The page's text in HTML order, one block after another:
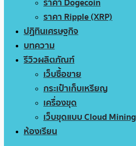
ราคา Ripple (XRP)
ปฏิทินเศรษฐกิจ
บทความ
รีวิวผลิตภัณฑ์
เว็บซื้อขาย
กระเป๋าเก็บเหรียญ
เครื่องขุด
เว็บขุดแบบ Cloud Mining
ห้องเรียน